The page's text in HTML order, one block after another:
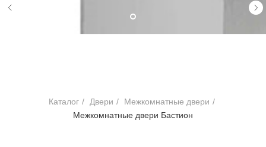
Каталог / Двери / Межкомнатные двери /
Межкомнатные двери Бастион